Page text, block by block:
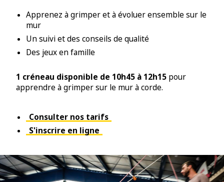
Apprenez à grimper et à évoluer ensemble sur le
mur
Un suivi et des conseils de qualité
Des jeux en famille
1 créneau disponible de 10h45 à 12h15 pour
apprendre à grimper sur le mur à corde.
Consulter nos tarifs
S'inscrire en ligne